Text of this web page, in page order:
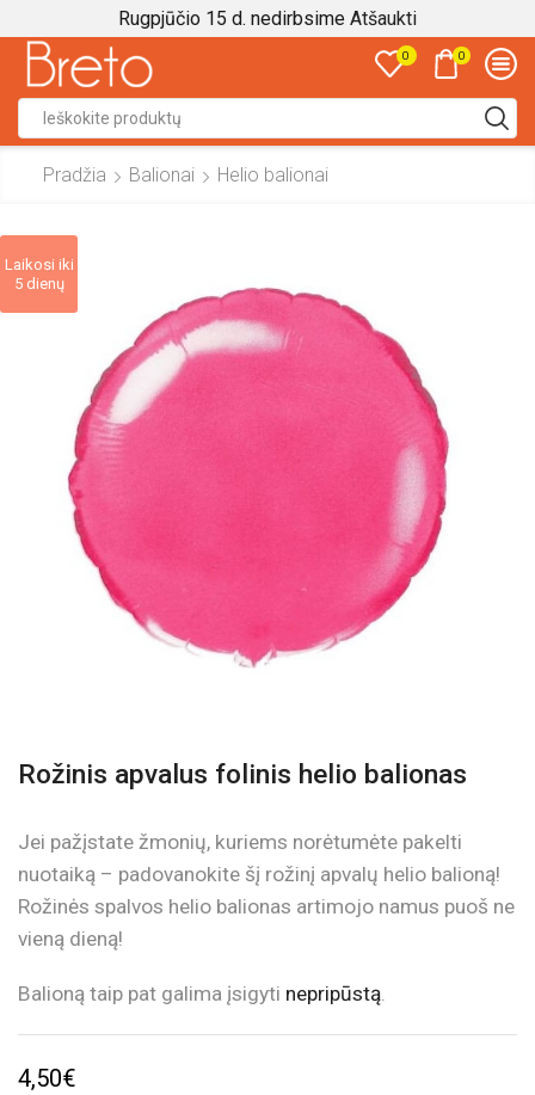
Rugpjūčio 15 d. nedirbsime Atšaukti
0 0
input
Pradžia Balionai Helio balionai
Laikosi iki
5 dienų
Rožinis apvalus folinis helio balionas
Jei pažįstate žmonių, kuriems norėtumėte pakelti
nuotaiką – padovanokite šį rožinį apvalų helio balioną!
Rožinės spalvos helio balionas artimojo namus puoš ne
vieną dieną!
Balioną taip pat galima įsigyti nepripūstą
4,50€